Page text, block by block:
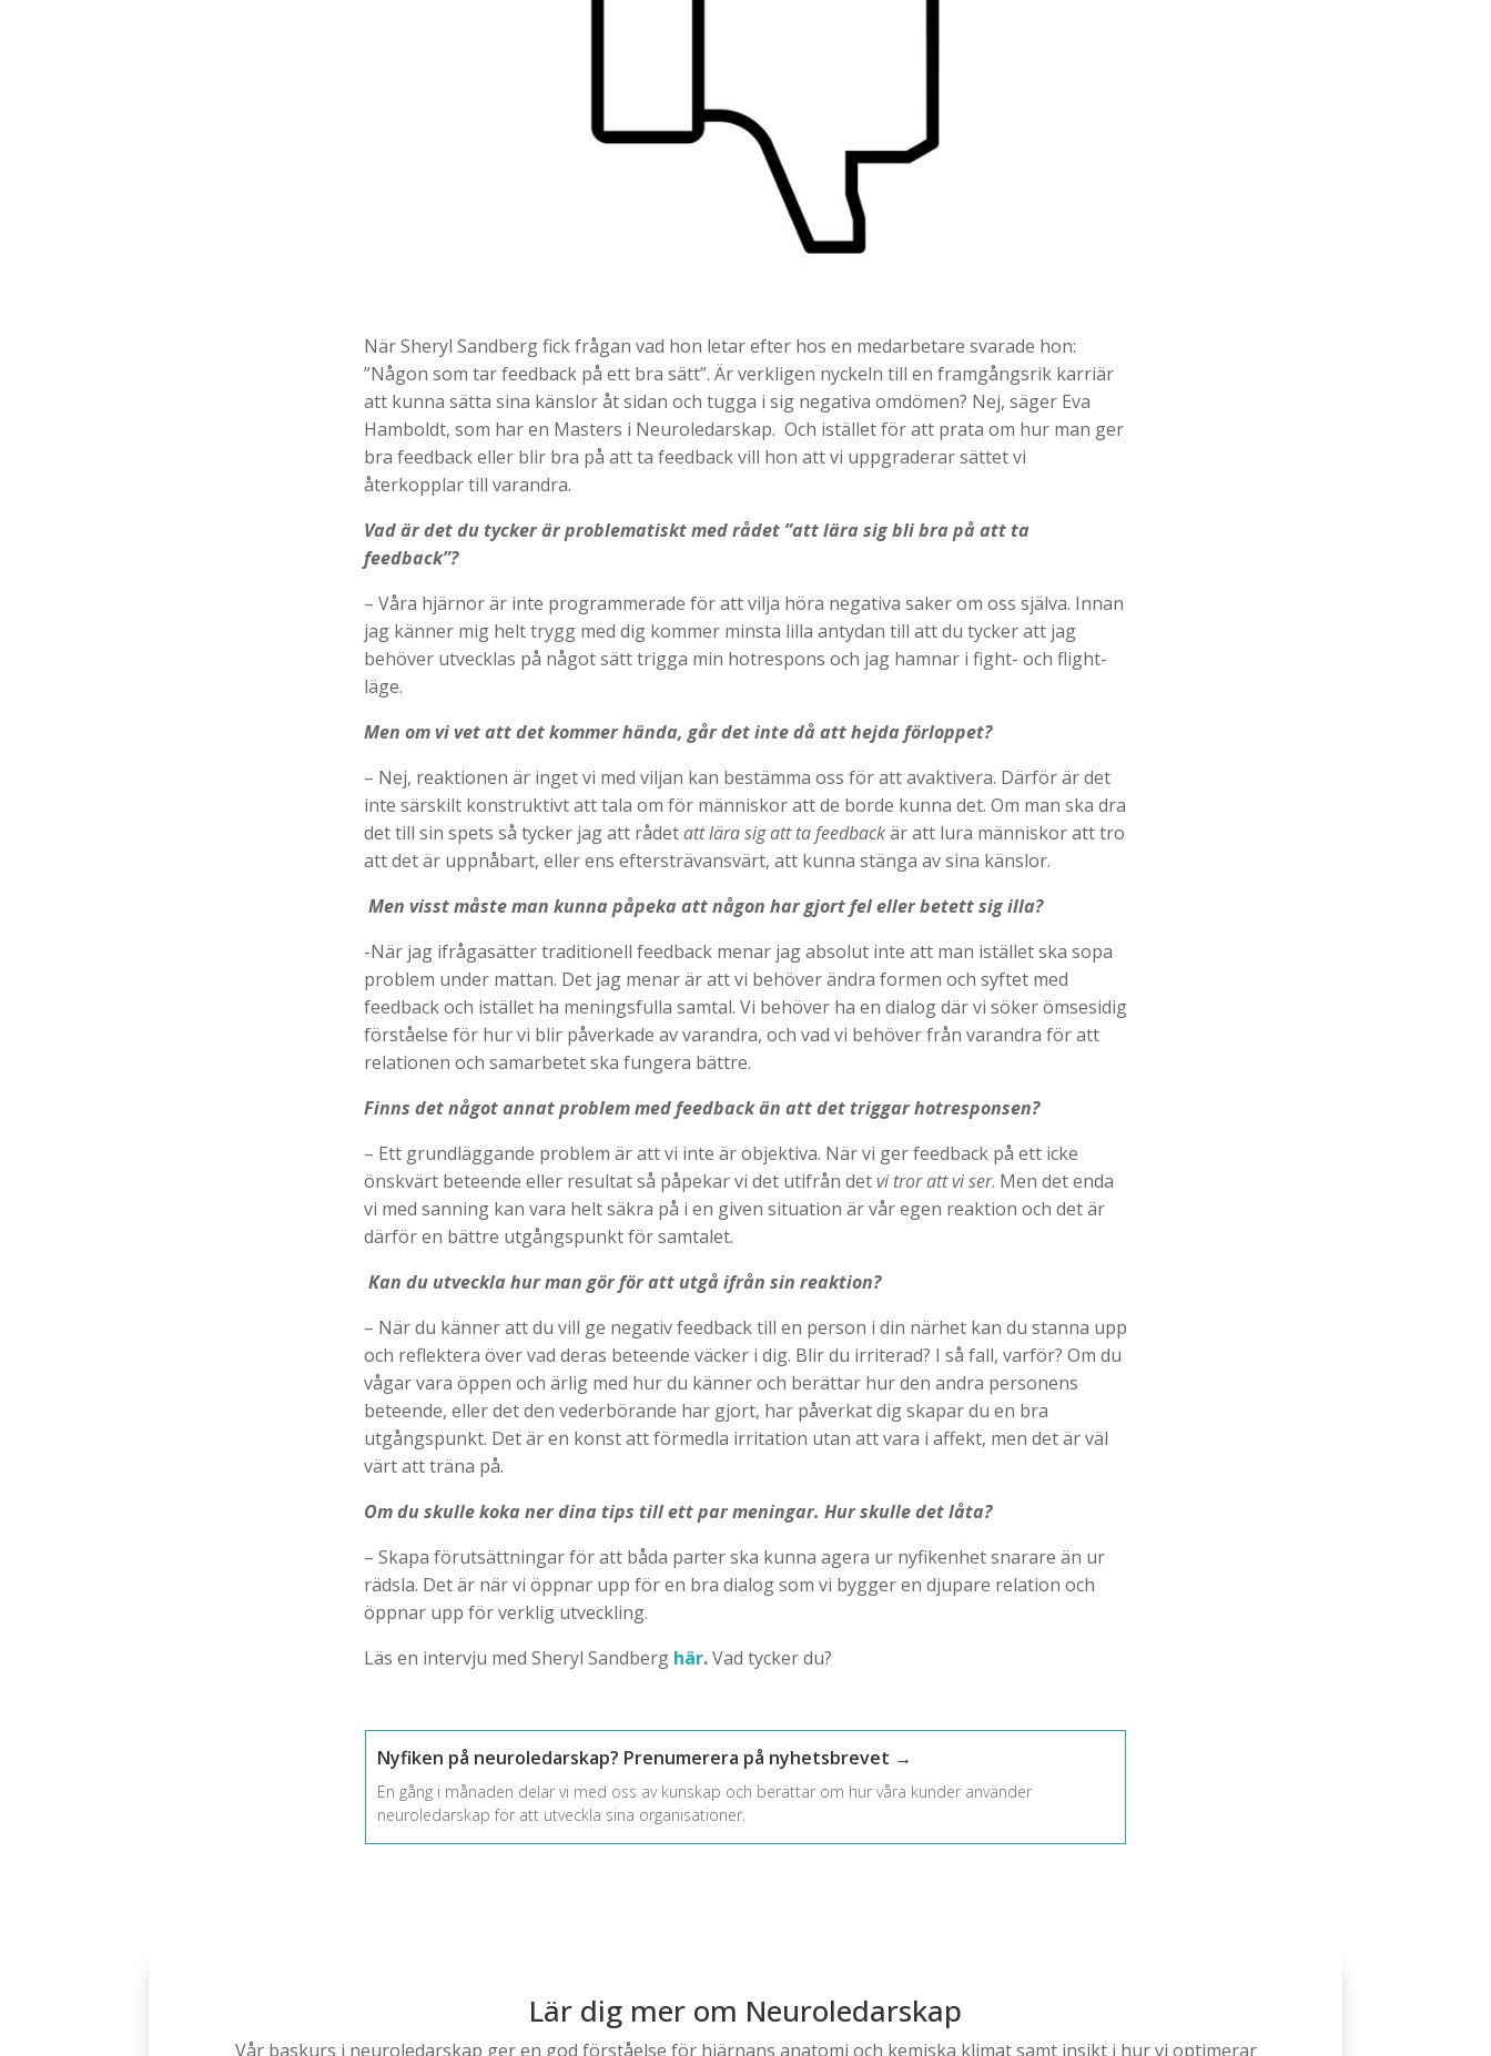
När Sheryl Sandberg fick frågan vad hon letar efter hos en medarbetare svarade hon:
”Någon som tar feedback på ett bra sätt”. Är verkligen nyckeln till en framgångsrik karriär
att kunna sätta sina känslor åt sidan och tugga i sig negativa omdömen? Nej, säger Eva
Hamboldt, som har en Masters i Neuroledarskap. Och istället för att prata om hur man ger
bra feedback eller blir bra på att ta feedback vill hon att vi uppgraderar sättet vi
återkopplar till varandra.
Vad är det du tycker är problematiskt med rådet ”att lära sig bli bra på att ta
feedback”?
– Våra hjärnor är inte programmerade för att vilja höra negativa saker om oss själva. Innan
jag känner mig helt trygg med dig kommer minsta lilla antydan till att du tycker att jag
behöver utvecklas på något sätt trigga min hotrespons och jag hamnar i fight- och flight-
läge.
Men om vi vet att det kommer hända, går det inte då att hejda förloppet?
– Nej, reaktionen är inget vi med viljan kan bestämma oss för att avaktivera. Därför är det
inte särskilt konstruktivt att tala om för människor att de borde kunna det. Om man ska dra
det till sin spets så tycker jag att rådetatt lära sig att ta feedbackär att lura människor att tro
att det är uppnåbart, eller ens eftersträvansvärt, att kunna stänga av sina känslor.
Men visst måste man kunna påpeka att någon har gjort fel eller betett sig illa?
-När jag ifrågasätter traditionell feedback menar jag absolut inte att man istället ska sopa
problem under mattan. Det jag menar är att vi behöver ändra formen och syftet med
feedback och istället ha meningsfulla samtal. Vi behöver ha en dialog där vi söker ömsesidig
förståelse för hur vi blir påverkade av varandra, och vad vi behöver från varandra för att
relationen och samarbetet ska fungera bättre.
Finns det något annat problem med feedback än att det triggar hotresponsen?
– Ett grundläggande problem är att vi inte är objektiva. När vi ger feedback på ett icke
önskvärt beteende eller resultat så påpekar vi det utifrån detvi tror att vi ser. Men det enda
vi med sanning kan vara helt säkra på i en given situation är vår egen reaktion och det är
därför en bättre utgångspunkt för samtalet.
Kan du utveckla hur man gör för att utgå ifrån sin reaktion?
– När du känner att du vill ge negativ feedback till en person i din närhet kan du stanna upp
och reflektera över vad deras beteende väcker i dig. Blir du irriterad? I så fall, varför? Om du
vågar vara öppen och ärlig med hur du känner och berättar hur den andra personens
beteende, eller det den vederbörande har gjort, har påverkat dig skapar du en bra
utgångspunkt. Det är en konst att förmedla irritation utan att vara i affekt, men det är väl
värt att träna på.
Om du skulle koka ner dina tips till ett par meningar. Hur skulle det låta?
– Skapa förutsättningar för att båda parter ska kunna agera ur nyfikenhet snarare än ur
rädsla. Det är när vi öppnar upp för en bra dialog som vi bygger en djupare relation och
öppnar upp för verklig utveckling.
Läs en intervju med Sheryl Sandberg här.Vad tycker du?
Nyfiken på neuroledarskap? Prenumerera på nyhetsbrevet →
En gång i månaden delar vi med oss av kunskap och berättar om hur våra kunder använder
neuroledarskap för att utveckla sina organisationer.
Lär dig mer om Neuroledarskap
Vår baskurs i neuroledarskap ger en god förståelse för hjärnans anatomi och kemiska klimat samt insikt i hur vi optimerar